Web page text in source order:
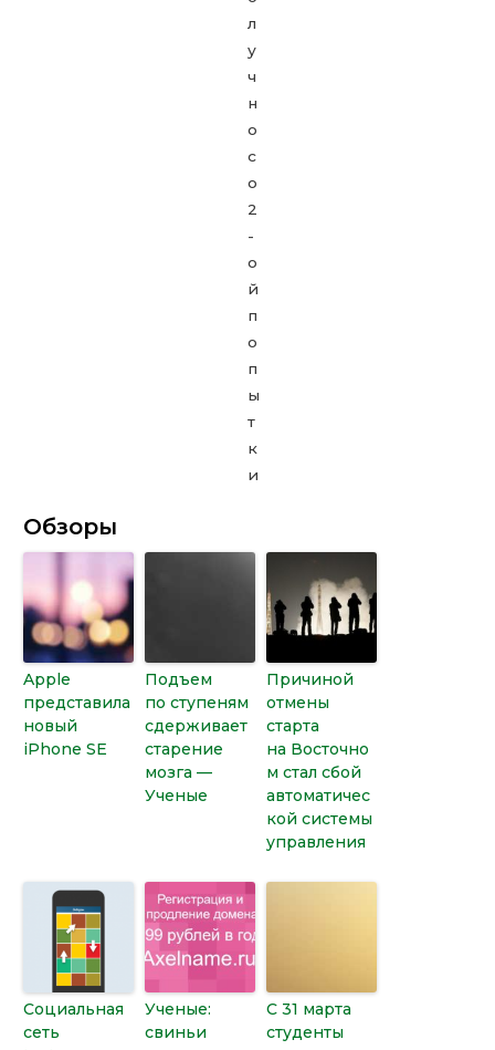
Обзоры
Apple
представила
новый
iPhone SE
Подъем
по ступеням
сдерживает
старение
мозга —
Ученые
Причиной
отмены
старта
на Восточно
м стал сбой
автоматичес
кой системы
управления
Социальная
сеть
Ученые:
свиньи
С 31 марта
студенты